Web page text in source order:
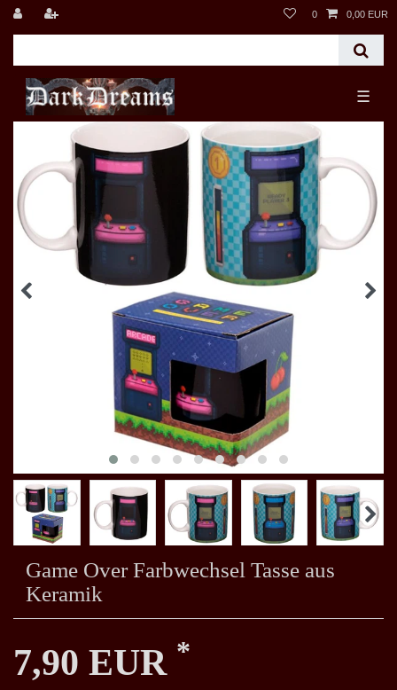
0 0,00 EUR
☰
Game Over Farbwechsel Tasse aus
Keramik
7,90 EUR *